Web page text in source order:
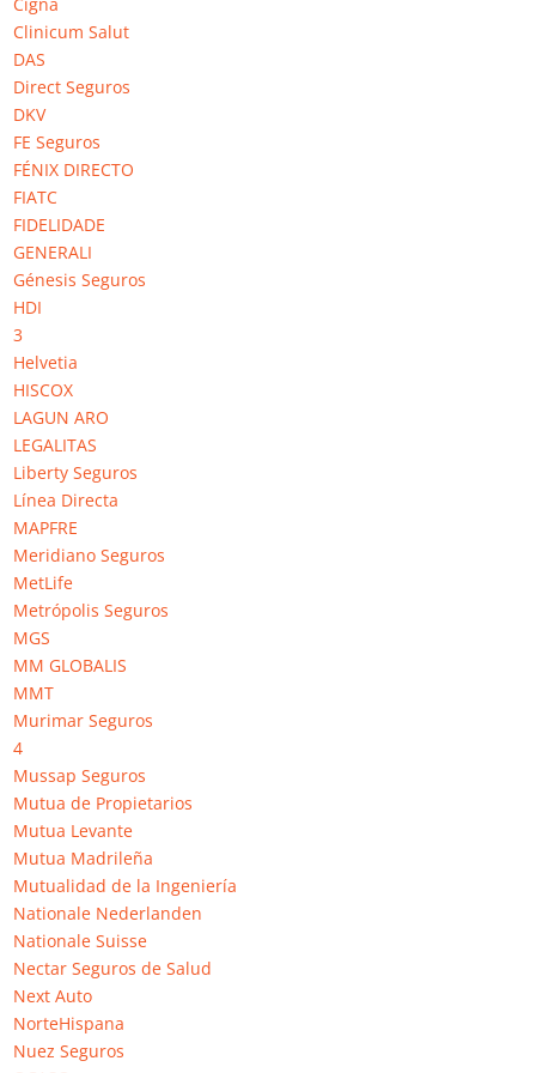
Clinicum Salut
DAS
Direct Seguros
DKV
FE Seguros
FÉNIX DIRECTO
FIATC
FIDELIDADE
GENERALI
Génesis Seguros
HDI
3
Helvetia
HISCOX
LAGUN ARO
LEGALITAS
Liberty Seguros
Línea Directa
MAPFRE
Meridiano Seguros
MetLife
Metrópolis Seguros
MGS
MM GLOBALIS
MMT
Murimar Seguros
4
Mussap Seguros
Mutua de Propietarios
Mutua Levante
Mutua Madrileña
Mutualidad de la Ingeniería
Nationale Nederlanden
Nationale Suisse
Nectar Seguros de Salud
Next Auto
NorteHispana
Nuez Seguros
Tu dirección de correo electrónico no será publicada.
campos obligatorios están marcados con
Comentario*
Nombre
Correo electrónico
Web
He leído y acepto la
Este sitio usa Akismet para reducir el spam.
procesan los datos de tus comentarios.